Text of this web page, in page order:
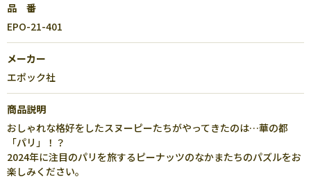
品 番
EPO-21-401
メーカー
エポック社
商品説明
おしゃれな格好をしたスヌーピーたちがやってきたのは…華の都
「パリ」！？
2024年に注目のパリを旅するピーナッツのなかまたちのパズルをお
楽しみください。